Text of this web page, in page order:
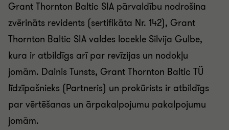
Grant Thornton Baltic SIA pārvaldību nodrošina
zvērināts revidents (sertifikāta Nr. 142), Grant
Thornton Baltic SIA valdes locekle Silvija Gulbe,
kura ir atbildīgs arī par revīzijas un nodokļu
jomām. Dainis Tunsts, Grant Thornton Baltic TÜ
līdzīpašnieks (Partneris) un prokūrists ir atbildīgs
par vērtēšanas un ārpakalpojumu pakalpojumu
jomām.